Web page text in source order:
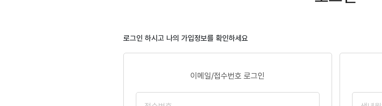
로그인 하시고 나의 가입정보를 확인하세요
이메일/접수번호 로그인